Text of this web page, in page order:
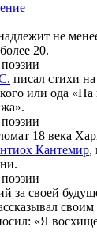
не
20.
писал стихи
или ода «На
18 века
Кантемир,
за своей
«Я